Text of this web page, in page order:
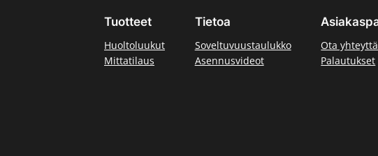
Tuotteet
Huoltoluukut
Mittatilaus
Tietoa
Soveltuvuustaulukko
Asennusvideot
Ota yhteyttä
Palautukset